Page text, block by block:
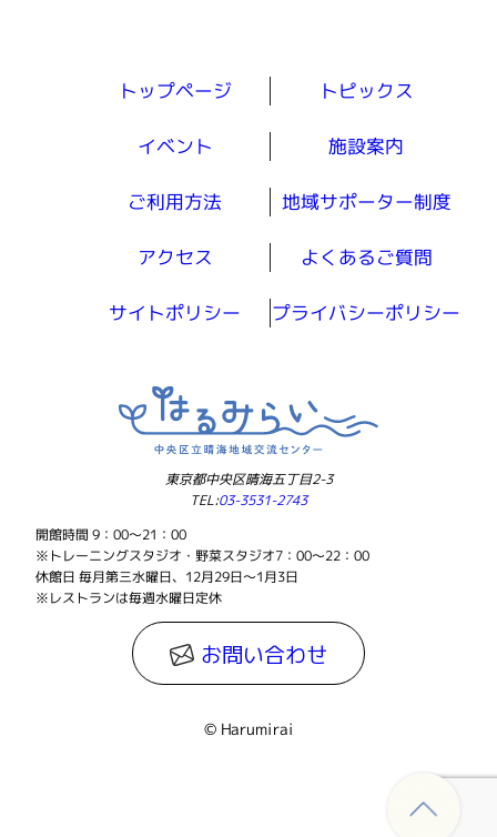
トップページ トピックス
イベント 施設案内
ご利用方法 地域サポーター制度
アクセス よくあるご質問
サイトポリシー プライバシーポリシー
東京都中央区晴海五丁目2-3
TEL:03-3531-2743
開館時間 9：00～21：00
※トレーニングスタジオ・野菜スタジオ7：00～22：00
休館日 毎月第三水曜日、12月29日～1月3日
※レストランは毎週水曜日定休
お問い合わせ
© Harumirai